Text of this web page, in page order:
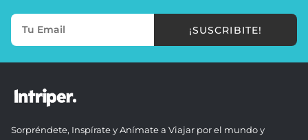
¡SUSCRIBITE!
Sorpréndete, Inspírate y Anímate a Viajar por el mundo y